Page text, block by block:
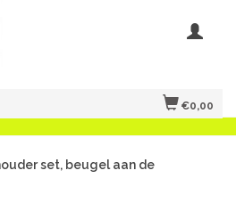
€0,00
set, beugel aan de